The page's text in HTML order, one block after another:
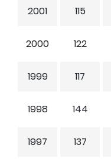
2001 115
2000 122
1999 117
1998 144
1997 137